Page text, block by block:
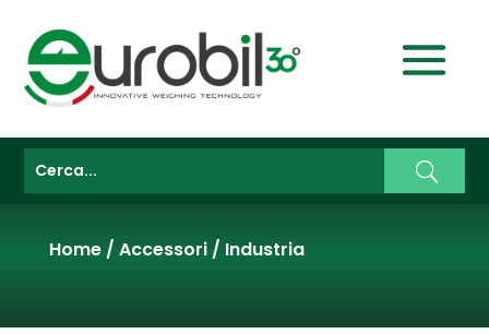
Home/ Accessori/ Industria